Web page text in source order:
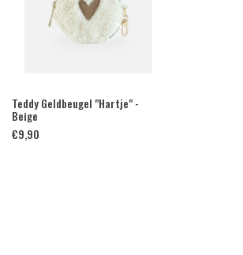
Teddy Geldbeugel "Hartje" -
Beige
€9,90